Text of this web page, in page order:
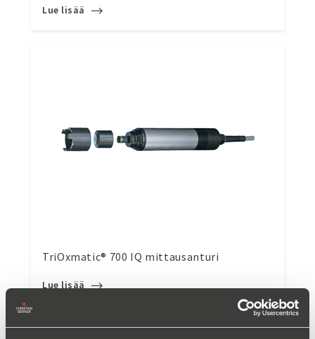
Lue lisää
TriOxmatic® 700 IQ mittausanturi
Lue lisää